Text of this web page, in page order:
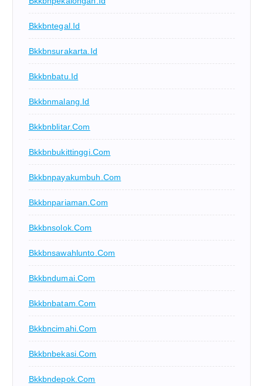
Bkkbntegal.id
Bkkbnsurakarta.id
Bkkbnbatu.id
Bkkbnmalang.id
Bkkbnblitar.com
Bkkbnbukittinggi.com
Bkkbnpayakumbuh.com
Bkkbnpariaman.com
Bkkbnsolok.com
Bkkbnsawahlunto.com
Bkkbndumai.com
Bkkbnbatam.com
Bkkbncimahi.com
Bkkbnbekasi.com
Bkkbndepok.com